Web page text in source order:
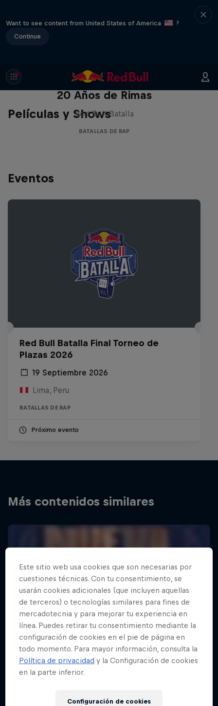
Want to see content from United States of America
?
Continue
Películas y Shows
Red Bull Batalla Nueva Historia:
20 Años de Rimas
Red Bull Batalla
BATALLAS DE RAP
Eventos
Red Bull Batalla Final Torneo de
Plazas 2026
19 Septiembre 2026
Lima, Peru
BATALLAS DE RAP
Próximo evento
Más contenidos similares
Este sitio web usa cookies que son necesarias por
cuestiones técnicas. Con tu consentimiento, se
usarán cookies adicionales (que incluyen aquellas
de terceros) o tecnologías similares para fines de
mercadotecnia y para mejorar tu experiencia en
línea. Puedes retirar tu consentimiento mediante la
configuración de cookies en el pie de página en
todo momento. Para mayor información, consulta la
Política de privacidad y la Configuración de cookies
en la parte inferior.
Configuración de cookies